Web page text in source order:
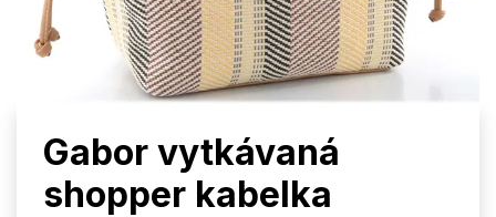
Gabor vytkávaná
shopper kabelka